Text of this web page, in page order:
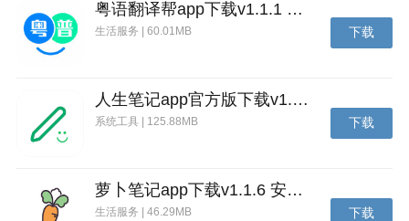
粤语翻译帮app下载v1.1.1 安卓版
生活服务 | 60.01MB 下载
人生笔记app官方版下载v1.19.4 安卓版
系统工具 | 125.88MB 下载
萝卜笔记app下载v1.1.6 安卓版
生活服务 | 46.29MB 下载